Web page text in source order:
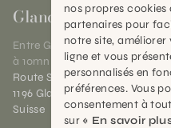
Gland
Entre Genève et Lausanne,
à 10mn de Nyon
Route Suisse 40
1196 Gland (VD)
Suisse
nos propres cookies
partenaires pour
notre site, améliorer
ligne et vous
personnalisés en
préférences. Vous
consentement à
sur « En savoir